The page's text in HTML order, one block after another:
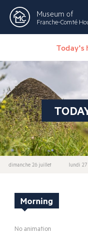
Museum of
Franche-Comté
Today's
dimanche 26 juillet lundi
Morning
No animation